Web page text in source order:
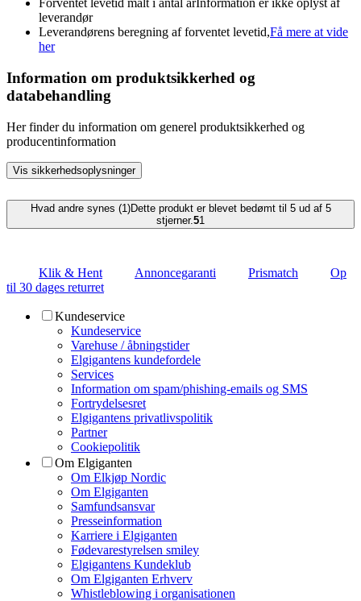
Forventet levetid målt i antal årInformation er ikke oplyst af
leverandør
Leverandørens beregning af forventet levetid,Få mere at vide
her
Information om produktsikkerhed og
databehandling
Her finder du information om generel produktsikkerhed og
producentinformation
Vis sikkerhedsoplysninger
Hvad andre synes (1)Dette produkt er blevet bedømt til 5 ud af 5
stjerner.51
Klik & Hent Annoncegaranti Prismatch
Op
til 30 dages returret
Kundeservice
Kundeservice
Varehuse / åbningstider
Elgigantens kundefordele
Services
Information om spam/phishing-emails og SMS
Fortrydelsesret
Elgigantens privatlivspolitik
Partner
Cookiepolitik
Om Elgiganten
Om Elkjøp Nordic
Om Elgiganten
Samfundsansvar
Presseinformation
Karriere i Elgiganten
Fødevarestyrelsen smiley
Elgigantens Kundeklub
Om Elgiganten Erhverv
Whistleblowing i organisationen